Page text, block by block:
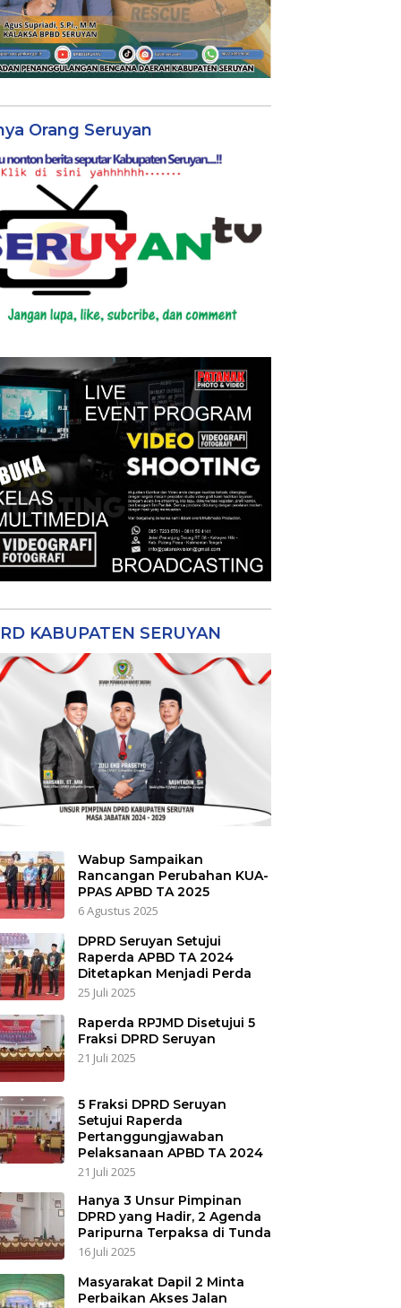
Orang Seruyan
KABUPATEN SERUYAN
Wabup Sampaikan
Rancangan Perubahan KUA-
PPAS APBD TA 2025
6 Agustus 2025
DPRD Seruyan Setujui
Raperda APBD TA 2024
Ditetapkan Menjadi Perda
25 Juli 2025
Raperda RPJMD Disetujui 5
Fraksi DPRD Seruyan
21 Juli 2025
5 Fraksi DPRD Seruyan
Setujui Raperda
Pertanggungjawaban
Pelaksanaan APBD TA 2024
21 Juli 2025
Hanya 3 Unsur Pimpinan
DPRD yang Hadir, 2 Agenda
Paripurna Terpaksa di Tunda
16 Juli 2025
Masyarakat Dapil 2 Minta
Perbaikan Akses Jalan